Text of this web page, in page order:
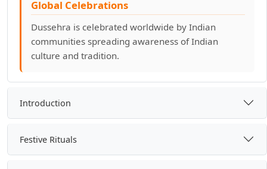
Global Celebrations
Dussehra is celebrated worldwide by Indian
communities spreading awareness of Indian
culture and tradition.
Introduction
Festive Rituals